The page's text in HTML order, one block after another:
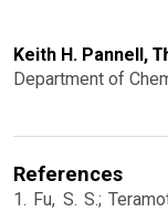
Keith H. Pannell,
Department of
References
1. Fu, S. S.;